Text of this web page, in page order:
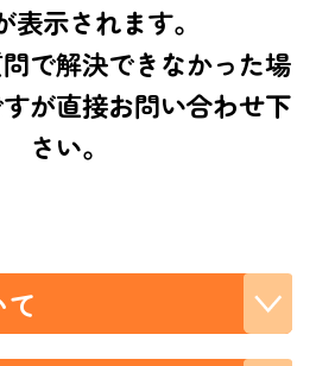
キャンペーン＆ご提案
法 お客様の声
嬉しい
ギフト
表示されます。
で解決できなかった場
が直接お問い合わせ下
さい。